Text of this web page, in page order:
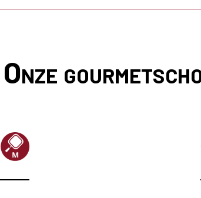
Onze